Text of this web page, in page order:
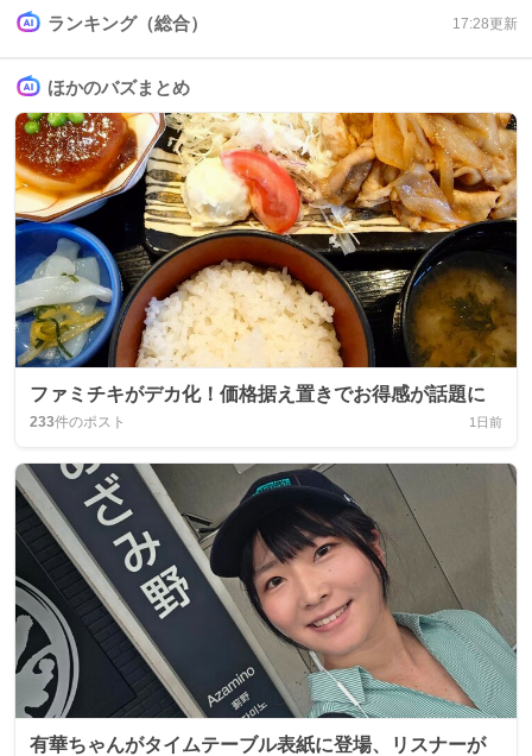
ランキング（総合） 17:28更新
ほかのバズまとめ
ファミチキがデカ化！価格据え置きでお得感が話題に
233件のポスト 1日前
有華ちゃんがタイムテーブル表紙に登場、リスナーが